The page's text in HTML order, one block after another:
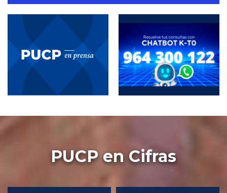
PUCP en Cifras